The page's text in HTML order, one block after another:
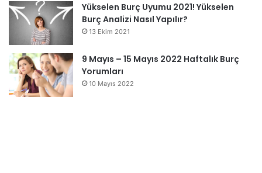
Yükselen Burç Uyumu 2021! Yükselen
Burç Analizi Nasıl Yapılır?
13 Ekim 2021
9 Mayıs – 15 Mayıs 2022 Haftalık Burç
Yorumları
10 Mayıs 2022